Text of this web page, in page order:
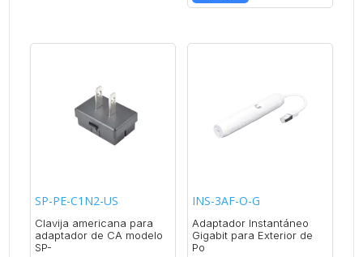
SP-PE-C1N2-US
Clavija americana para
adaptador de CA modelo
SP-
INS-3AF-O-G
Adaptador Instantáneo
Gigabit para Exterior de
Po